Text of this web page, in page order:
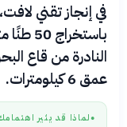
النادرة من قاع
عمق 6 كيلومترات.
● لماذا قد يثير